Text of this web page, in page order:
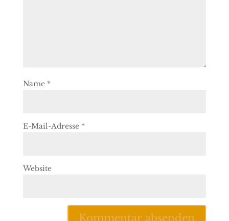
Name *
E-Mail-Adresse *
Website